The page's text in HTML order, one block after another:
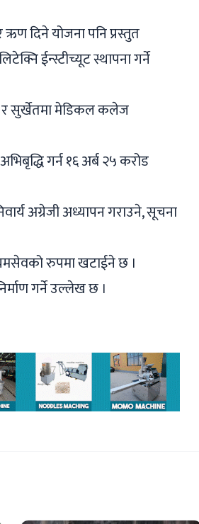
ऋण दिने योजना पनि प्रस्तुत
ईन्स्टीच्यूट स्थापना गर्ने
र सुर्खेतमा मेडिकल कलेज
गर्न १६ अर्ब २५ करोड
अग्रेजी अध्यापन गराउने, सूचना
रुपमा खटाईने छ ।
गर्ने उल्लेख छ ।